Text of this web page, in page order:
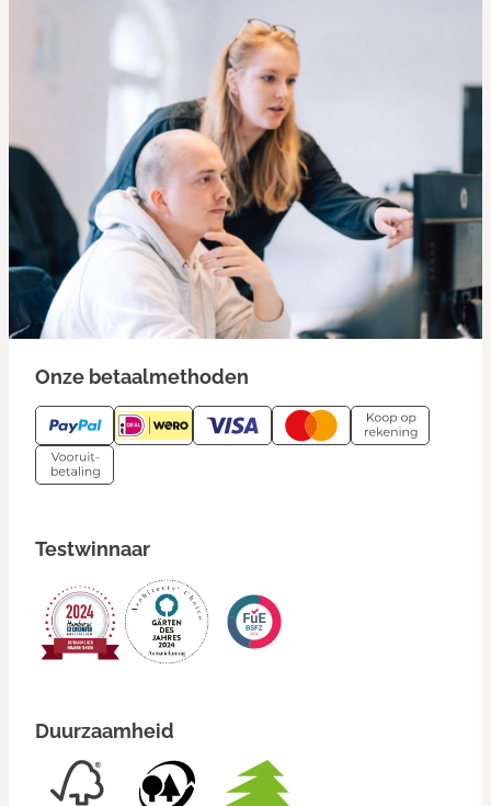
Onze betaalmethoden
Testwinnaar
Duurzaamheid